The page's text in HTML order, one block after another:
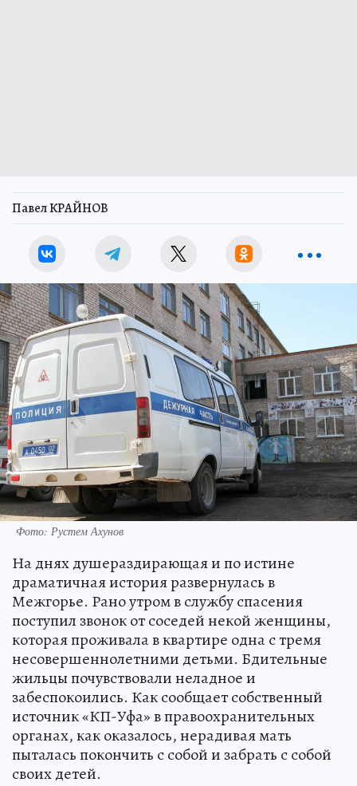
Павел КРАЙНОВ
Фото: Рустем Ахунов
На днях душераздирающая и по истине
драматичная история развернулась в
Межгорье. Рано утром в службу спасения
поступил звонок от соседей некой женщины,
которая проживала в квартире одна с тремя
несовершеннолетними детьми. Бдительные
жильцы почувствовали неладное и
забеспокоились. Как сообщает собственный
источник «КП-Уфа» в правоохранительных
органах, как оказалось, нерадивая мать
пыталась покончить с собой и забрать с собой
своих детей.